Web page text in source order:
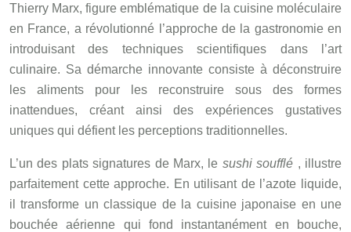
Thierry Marx, figure emblématique de la cuisine moléculaire
en France, a révolutionné l’approche de la gastronomie en
introduisant des techniques scientifiques dans l’art
culinaire. Sa démarche innovante consiste à déconstruire
les aliments pour les reconstruire sous des formes
inattendues, créant ainsi des expériences gustatives
uniques qui défient les perceptions traditionnelles.
L’un des plats signatures de Marx, le sushi soufflé , illustre
parfaitement cette approche. En utilisant de l’azote liquide,
il transforme un classique de la cuisine japonaise en une
bouchée aérienne qui fond instantanément en bouche,